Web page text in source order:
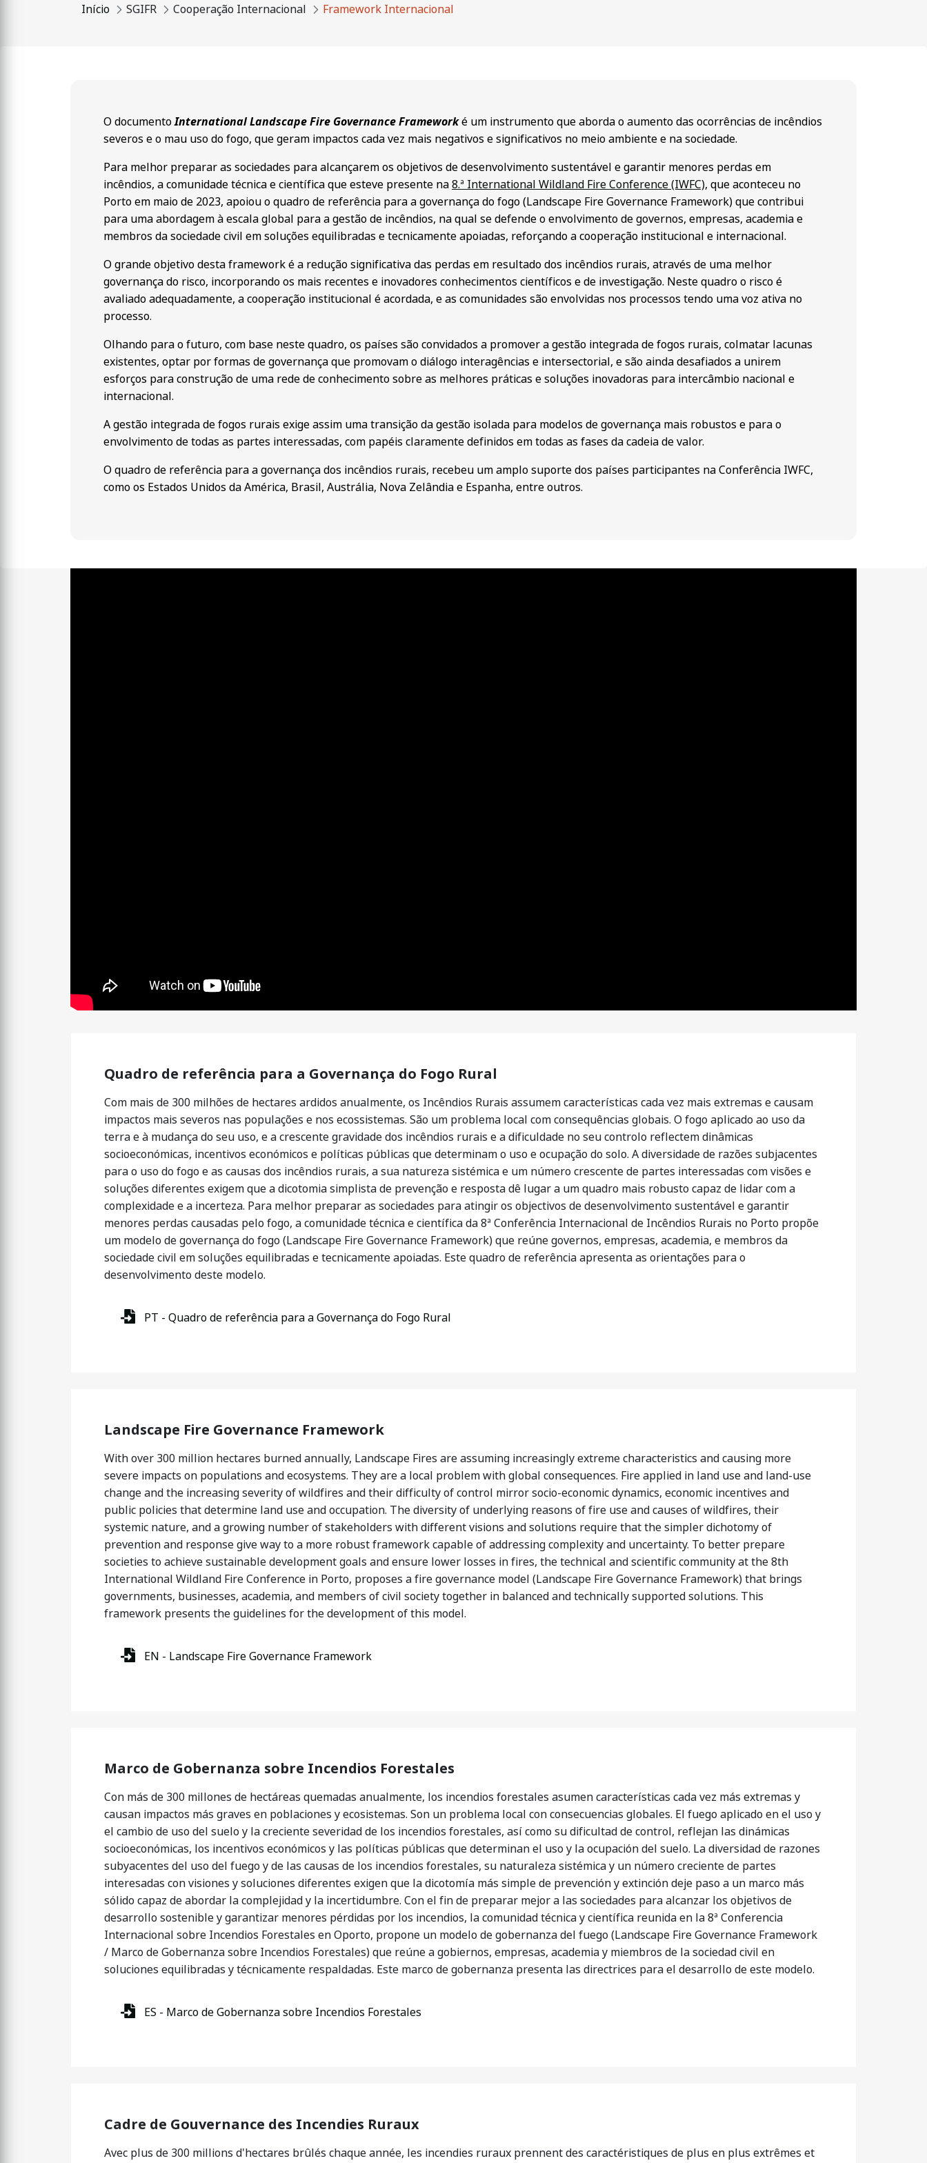
Início SGIFR Cooperação Internacional Framework Internacional
O documentoInternational Landscape Fire Governance Frameworké um instrumento que aborda o aumento das ocorrências de incêndios
severos e o mau uso do fogo, que geram impactos cada vez mais negativos e significativos no meio ambiente e na sociedade.
Para melhor preparar as sociedades para alcançarem os objetivos de desenvolvimento sustentável e garantir menores perdas em
incêndios, a comunidade técnica e científica que esteve presente na8.ª International Wildland Fire Conference (IWFC), que aconteceu no
Porto em maio de 2023, apoiou o quadro de referência para a governança do fogo (Landscape Fire Governance Framework) que contribui
para uma abordagem à escala global para a gestão de incêndios, na qual se defende o envolvimento de governos, empresas, academia e
membros da sociedade civil em soluções equilibradas e tecnicamente apoiadas, reforçando a cooperação institucional e internacional.
O grande objetivo desta framework é a redução significativa das perdas em resultado dos incêndios rurais, através de uma melhor
governança do risco, incorporando os mais recentes e inovadores conhecimentos científicos e de investigação. Neste quadro o risco é
avaliado adequadamente, a cooperação institucional é acordada, e as comunidades são envolvidas nos processos tendo uma voz ativa no
processo.
Olhando para o futuro, com base neste quadro, os países são convidados a promover a gestão integrada de fogos rurais, colmatar lacunas
existentes, optar por formas de governança que promovam o diálogo interagências e intersectorial, e são ainda desafiados a unirem
esforços para construção de uma rede de conhecimento sobre as melhores práticas e soluções inovadoras para intercâmbio nacional e
internacional.
A gestão integrada de fogos rurais exige assim uma transição da gestão isolada para modelos de governança mais robustos e para o
envolvimento de todas as partes interessadas, com papéis claramente definidos em todas as fases da cadeia de valor.
O quadro de referência para a governança dos incêndios rurais, recebeu um amplo suporte dos países participantes na Conferência IWFC,
como os Estados Unidos da América, Brasil, Austrália, Nova Zelândia e Espanha, entre outros.
Quadro de referência para a Governança do Fogo Rural
Com mais de 300 milhões de hectares ardidos anualmente, os Incêndios Rurais assumem características cada vez mais extremas e causam
impactos mais severos nas populações e nos ecossistemas. São um problema local com consequências globais. O fogo aplicado ao uso da
terra e à mudança do seu uso, e a crescente gravidade dos incêndios rurais e a dificuldade no seu controlo reflectem dinâmicas
socioeconómicas, incentivos económicos e políticas públicas que determinam o uso e ocupação do solo. A diversidade de razões subjacentes
para o uso do fogo e as causas dos incêndios rurais, a sua natureza sistémica e um número crescente de partes interessadas com visões e
soluções diferentes exigem que a dicotomia simplista de prevenção e resposta dê lugar a um quadro mais robusto capaz de lidar com a
complexidade e a incerteza. Para melhor preparar as sociedades para atingir os objectivos de desenvolvimento sustentável e garantir
menores perdas causadas pelo fogo, a comunidade técnica e científica da 8ª Conferência Internacional de Incêndios Rurais no Porto propõe
um modelo de governança do fogo (Landscape Fire Governance Framework) que reúne governos, empresas, academia, e membros da
sociedade civil em soluções equilibradas e tecnicamente apoiadas. Este quadro de referência apresenta as orientações para o
desenvolvimento deste modelo.
PT - Quadro de referência para a Governança do Fogo Rural
Landscape Fire Governance Framework
With over 300 million hectares burned annually, Landscape Fires are assuming increasingly extreme characteristics and causing more
severe impacts on populations and ecosystems. They are a local problem with global consequences. Fire applied in land use and land-use
change and the increasing severity of wildfires and their difficulty of control mirror socio-economic dynamics, economic incentives and
public policies that determine land use and occupation. The diversity of underlying reasons of fire use and causes of wildfires, their
systemic nature, and a growing number of stakeholders with different visions and solutions require that the simpler dichotomy of
prevention and response give way to a more robust framework capable of addressing complexity and uncertainty. To better prepare
societies to achieve sustainable development goals and ensure lower losses in fires, the technical and scientific community at the 8th
International Wildland Fire Conference in Porto, proposes a fire governance model (Landscape Fire Governance Framework) that brings
governments, businesses, academia, and members of civil society together in balanced and technically supported solutions. This
framework presents the guidelines for the development of this model.
EN - Landscape Fire Governance Framework
Marco de Gobernanza sobre Incendios Forestales
Con más de 300 millones de hectáreas quemadas anualmente, los incendios forestales asumen características cada vez más extremas y
causan impactos más graves en poblaciones y ecosistemas. Son un problema local con consecuencias globales. El fuego aplicado en el uso y
el cambio de uso del suelo y la creciente severidad de los incendios forestales, así como su dificultad de control, reflejan las dinámicas
socioeconómicas, los incentivos económicos y las políticas públicas que determinan el uso y la ocupación del suelo. La diversidad de razones
subyacentes del uso del fuego y de las causas de los incendios forestales, su naturaleza sistémica y un número creciente de partes
interesadas con visiones y soluciones diferentes exigen que la dicotomía más simple de prevención y extinción deje paso a un marco más
sólido capaz de abordar la complejidad y la incertidumbre. Con el fin de preparar mejor a las sociedades para alcanzar los objetivos de
desarrollo sostenible y garantizar menores pérdidas por los incendios, la comunidad técnica y científica reunida en la 8ª Conferencia
Internacional sobre Incendios Forestales en Oporto, propone un modelo de gobernanza del fuego (Landscape Fire Governance Framework
/ Marco de Gobernanza sobre Incendios Forestales) que reúne a gobiernos, empresas, academia y miembros de la sociedad civil en
soluciones equilibradas y técnicamente respaldadas. Este marco de gobernanza presenta las directrices para el desarrollo de este modelo.
ES - Marco de Gobernanza sobre Incendios Forestales
Cadre de Gouvernance des Incendies Ruraux
Avec plus de 300 millions d'hectares brûlés chaque année, les incendies ruraux prennent des caractéristiques de plus en plus extrêmes et